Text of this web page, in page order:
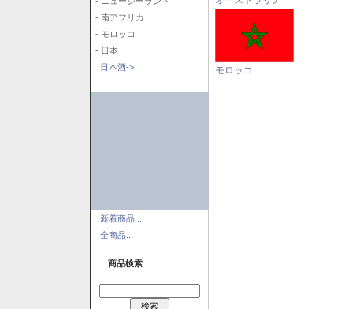
- 南アフリカ
- モロッコ
- 日本
日本酒->
新着商品...
全商品...
商品検索
モロッコ